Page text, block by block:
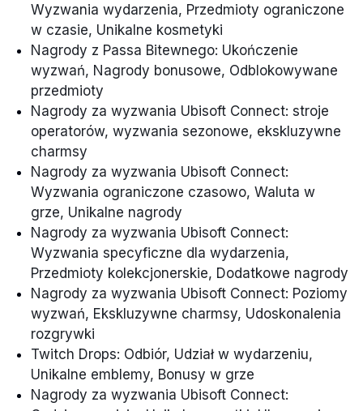
Wyzwania wydarzenia, Przedmioty ograniczone
w czasie, Unikalne kosmetyki
Nagrody z Passa Bitewnego: Ukończenie
wyzwań, Nagrody bonusowe, Odblokowywane
przedmioty
Nagrody za wyzwania Ubisoft Connect: stroje
operatorów, wyzwania sezonowe, ekskluzywne
charmsy
Nagrody za wyzwania Ubisoft Connect:
Wyzwania ograniczone czasowo, Waluta w
grze, Unikalne nagrody
Nagrody za wyzwania Ubisoft Connect:
Wyzwania specyficzne dla wydarzenia,
Przedmioty kolekcjonerskie, Dodatkowe nagrody
Nagrody za wyzwania Ubisoft Connect: Poziomy
wyzwań, Ekskluzywne charmsy, Udoskonalenia
rozgrywki
Twitch Drops: Odbiór, Udział w wydarzeniu,
Unikalne emblemy, Bonusy w grze
Nagrody za wyzwania Ubisoft Connect: